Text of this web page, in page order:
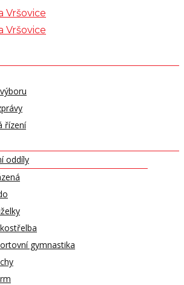
řízení
oddíly
gymnastika